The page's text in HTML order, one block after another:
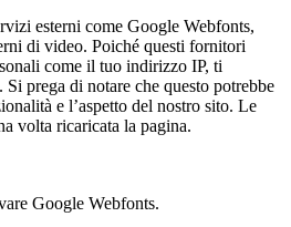
esterni come Google Webfonts,
di video. Poiché questi fornitori
come il tuo indirizzo IP, ti
prega di notare che questo potrebbe
e l’aspetto del nostro sito. Le
volta ricaricata la pagina.
Google Webfonts.